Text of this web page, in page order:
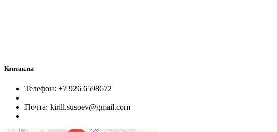
Контакты
Телефон: +7 926 6598672
Почта: kirill.susoev@gmail.com